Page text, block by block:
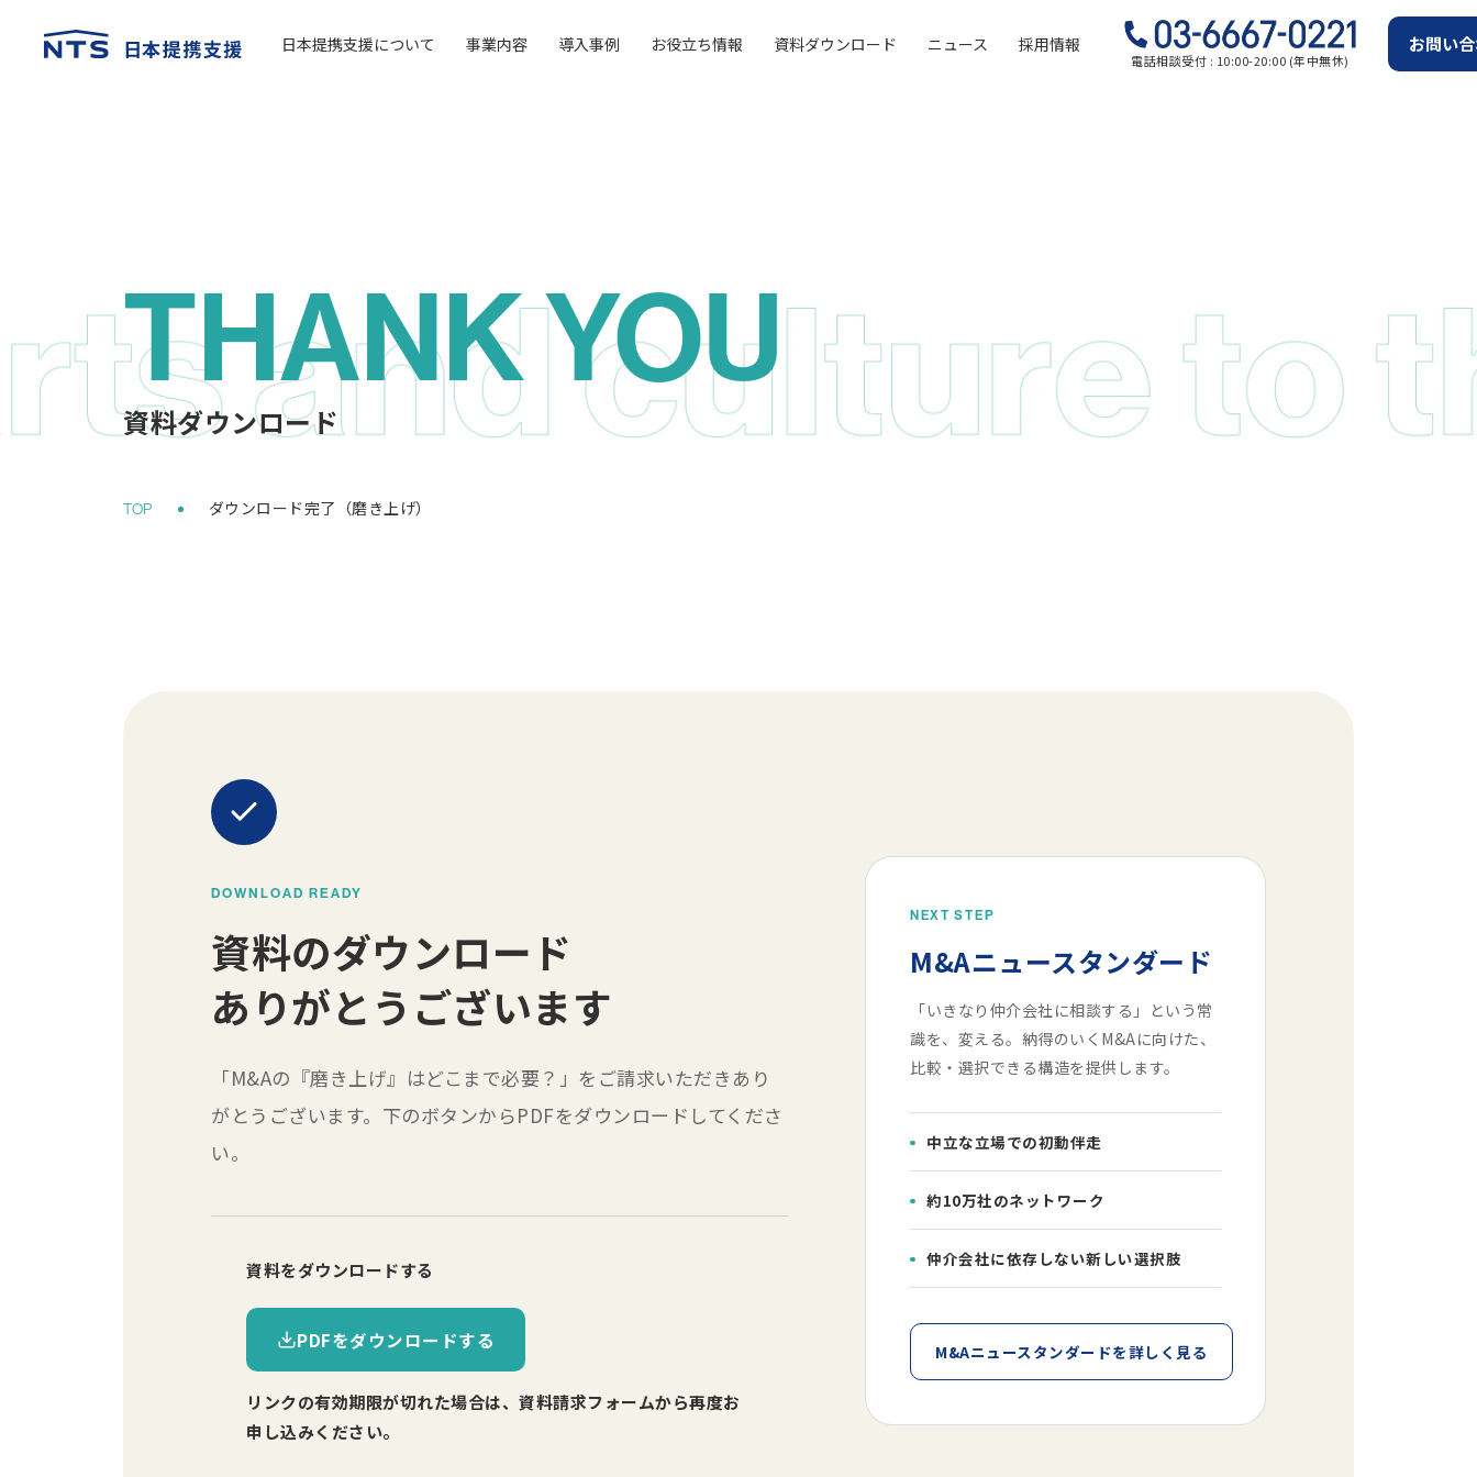
日本提携支援について 事業内容 導入事例 お役立ち情報 資料ダウンロード ニュース 採用情報
電話相談受付 : 10:00-20:00 (年中無休)
お問い
THANK YOU
資料ダウンロード
DOWNLOAD READY
資料のダウンロード
ありがとうございます
「M&Aの『磨き上げ』はどこまで必要？」をご請求いただきあり
がとうございます。下のボタンからPDFをダウンロードしてくださ
い。
資料をダウンロードする
PDFをダウンロードする
リンクの有効期限が切れた場合は、資料請求フォームから再度お
申し込みください。
NEXT STEP
M&Aニュースタンダード
「いきなり仲介会社に相談する」という常
識を、変える。納得のいくM&Aに向けた、
比較・選択できる構造を提供します。
中立な立場での初動伴走
約10万社のネットワーク
仲介会社に依存しない新しい選択肢
M&Aニュースタンダードを詳しく見る